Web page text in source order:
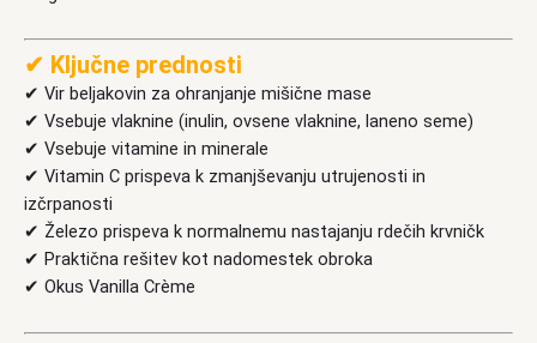
✔ Ključne prednosti
✔ Vir beljakovin za ohranjanje mišične mase
✔ Vsebuje vlaknine (inulin, ovsene vlaknine, laneno seme)
✔ Vsebuje vitamine in minerale
✔ Vitamin C prispeva k zmanjševanju utrujenosti in
izčrpanosti
✔ Železo prispeva k normalnemu nastajanju rdečih krvničk
✔ Praktična rešitev kot nadomestek obroka
✔ Okus Vanilla Crème